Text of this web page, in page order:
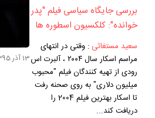
بررسی جایگاه سیاسی فیلم "پدر
خوانده": کلکسیون اسطوره ها
سعید مستغاثی : وقتی در انتهای
مراسم اسکار سال ۲۰۰۴ ، آلبرت اس
رودی از تهیه کنندگان فیلم "محبوب
میلیون دلاری" به روی صحنه رفت
تا اسکار بهترین فیلم 2004 را
دریافت کند...
13 آذر 1395